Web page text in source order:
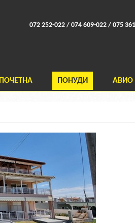
072 252-022 / 074 609-022 / 075
ПОЧЕТНА ПОНУДИ АВИО